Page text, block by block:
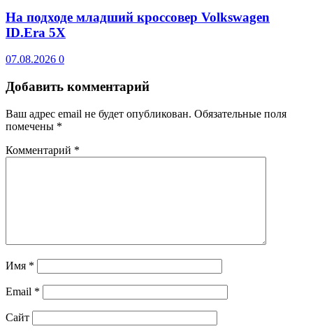
На подходе младший кроссовер Volkswagen
ID.Era 5X
07.08.2026 0
Добавить комментарий
Ваш адрес email не будет опубликован. Обязательные поля
помечены *
Комментарий *
Имя *
Email *
Сайт